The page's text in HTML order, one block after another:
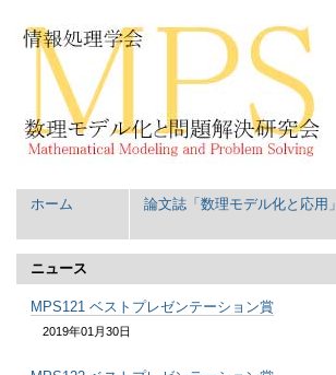
ン
テ
に
飛
|
ナ
ビ
ゲ
ー
シ
ー
ソ
ツ
ー
Navigation
ホーム 論文誌「数理モデル化と応用」
ニュース
MPS121 ベストプレゼンテーション賞
2019年01月30日